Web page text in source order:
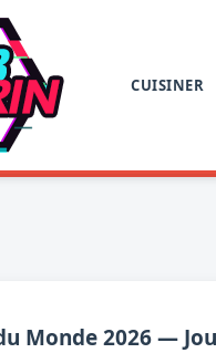
CUISINER
Monde 2026 —